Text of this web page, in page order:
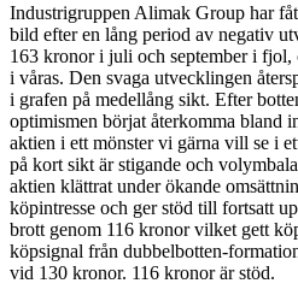
Industrigruppen Alimak Group har
bild efter en lång period av negativ
163 kronor i juli och september i
i våras. Den svaga utvecklingen
i grafen på medellång sikt. Efter
optimismen börjat återkomma bland
aktien i ett mönster vi gärna vill se i
på kort sikt är stigande och
aktien klättrat under ökande
köpintresse och ger stöd till fortsatt
brott genom 116 kronor vilket gett
köpsignal från dubbelbotten-
vid 130 kronor. 116 kronor är stöd.